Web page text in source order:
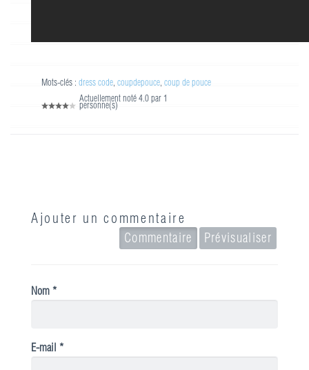
Mots-clés : dress code, coupdepouce, coup de pouce
Actuellement noté 4.0 par 1
personne(s)
Ajouter un commentaire
Commentaire Prévisualiser
Nom *
E-mail *